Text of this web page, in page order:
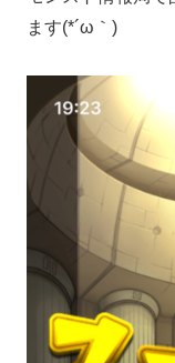
ます(*´ω｀)